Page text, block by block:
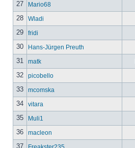
27 Mario68
28 Wladi
29 fridi
30 Hans-Jürgen Preuth
31 matk
32 picobello
33 mcomska
34 vitara
35 Muli1
36 macleon
37